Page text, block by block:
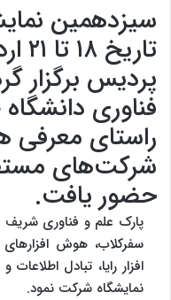
سیزدهمین
پردیس برگزار
فناوری
راستای معرفی
شرکت‌های
حضور یافت.
پارک علم و فناوری شریف
سفرکلاب، هوش
افزار رایا، تبادل
نمایشگاه شرکت نمود.